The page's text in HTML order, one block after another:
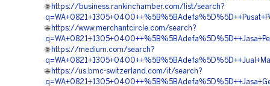
🌐 https://business.rankinchamber.com/list/search?
🌐 https://www.merchantcircle.com/search?
🌐 https://medium.com/search?
🌐 https://us.bmc-switzerland.com/it/search?